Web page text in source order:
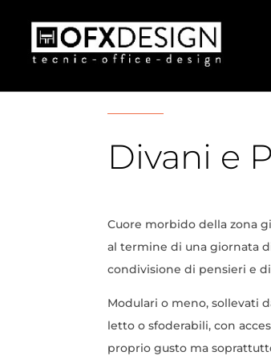
Divani e
Cuore morbido della zona
al termine di una giornata
condivisione di pensieri e
Modulari o meno, sollevati
letto o sfoderabili, con
proprio gusto ma